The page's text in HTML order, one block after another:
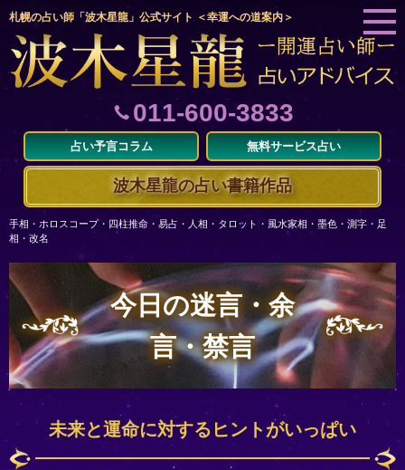
札幌の占い師「波木星龍」公式サイト ＜幸運への道案内＞
011-600-3833
占い予言コラム 無料サービス占い
波木星龍の占い書籍作品
手相・ホロスコープ・四柱推命・易占・人相・タロット・風水家相・墨色・測字・足
相・改名
今日の迷言・余
言・禁言
未来と運命に対するヒントがいっぱい